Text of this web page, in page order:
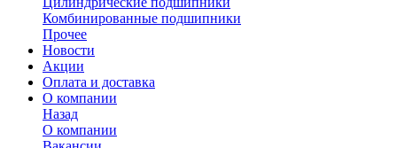
Комбинированные подшипники
Прочее
Новости
Акции
Оплата и доставка
О компании
Назад
О компании